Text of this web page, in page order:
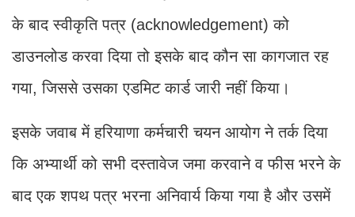
के बाद स्वीकृति पत्र (acknowledgement) को
डाउनलोड करवा दिया तो इसके बाद कौन सा कागजात रह
गया, जिससे उसका एडमिट कार्ड जारी नहीं किया।
इसके जवाब में हरियाणा कर्मचारी चयन आयोग ने तर्क दिया
कि अभ्यार्थी को सभी दस्तावेज जमा करवाने व फीस भरने के
बाद एक शपथ पत्र भरना अनिवार्य किया गया है और उसमें